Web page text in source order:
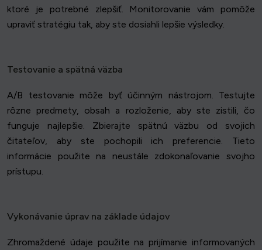
ktoré je potrebné zlepšiť. Monitorovanie vám pomôže
upraviť stratégiu tak, aby ste dosiahli lepšie výsledky.
Testovanie a spätná väzba
A/B testovanie môže byť účinným nástrojom. Testujte
rôzne predmety, obsah a rozloženie, aby ste zistili, čo
funguje najlepšie. Zbierajte spätnú väzbu od svojich
čitateľov, aby ste pochopili ich preferencie. Tieto
informácie použite na neustále zdokonaľovanie svojho
prístupu.
Vykonávanie úprav na základe údajov
Zhromaždené údaje použite na prijímanie informovaných